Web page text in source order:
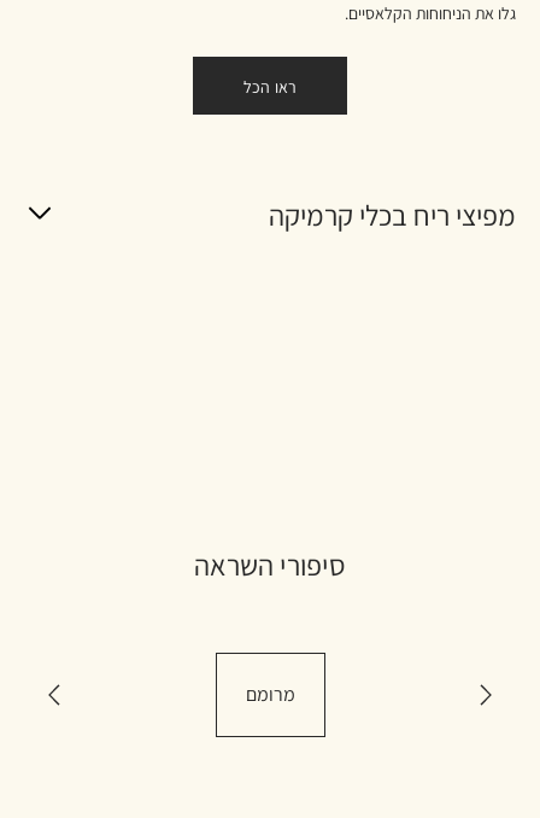
גלו את הניחוחות הקלאסיים.
ראו הכל
מפיצי ריח בכלי קרמיקה
סיפורי השראה
מרומם